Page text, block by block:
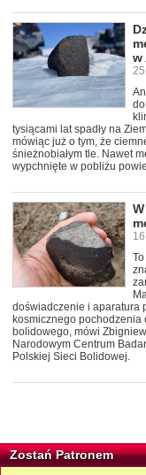
w
tysiącami lat spadły na
mówiąc już o tym, że
śnieżnobiałym tle. Nawet
wypchnięte w pobliżu
doświadczenie i aparatura
kosmicznego
bolidowego, mówi
Narodowym Centrum
Polskiej Sieci Bolidowej.
Zostań Patronem